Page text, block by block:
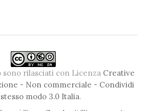
rilasciati con Licenza Creative
- Non commerciale - Condividi
modo 3.0 Italia.